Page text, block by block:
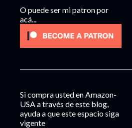
O puede ser mi patron por
acá...
Si compra usted en Amazon-
USA a través de este blog,
ayuda a que este espacio siga
vigente